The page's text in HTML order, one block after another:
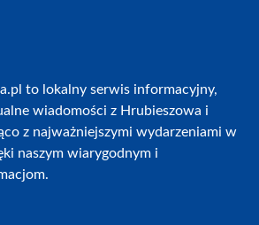
to lokalny serwis informacyjny,
wiadomości z Hrubieszowa i
z najważniejszymi wydarzeniami w
naszym wiarygodnym i